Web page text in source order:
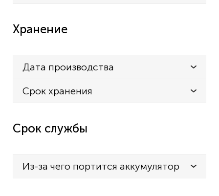
Хранение
Дата производства
Срок хранения
Срок службы
Из-за чего портится аккумулятор